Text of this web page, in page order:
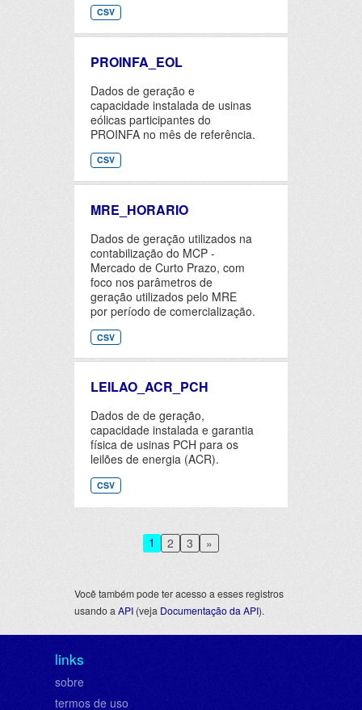
CSV
PROINFA_EOL
Dados de geração e
capacidade instalada de usinas
eólicas participantes do
PROINFA no mês de referência.
CSV
MRE_HORARIO
Dados de geração utilizados na
contabilização do MCP -
Mercado de Curto Prazo, com
foco nos parâmetros de
geração utilizados pelo MRE
por período de comercialização.
CSV
LEILAO_ACR_PCH
Dados de de geração,
capacidade instalada e garantia
física de usinas PCH para os
leilões de energia (ACR).
CSV
1 2 3 »
Você também pode ter acesso a esses registros
usando a API (veja Documentação da API).
links
sobre
termos de uso